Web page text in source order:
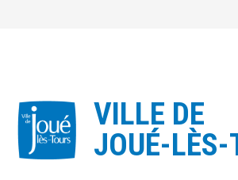
VILLE DE
JOUÉ-LÈS-